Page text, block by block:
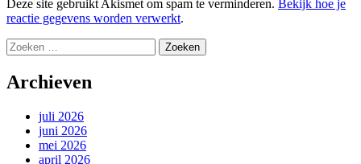
Deze site gebruikt Akismet om spam te verminderen. Bekijk hoe je
reactie gegevens worden verwerkt.
Zoeken
naar:
Archieven
juli 2026
juni 2026
mei 2026
april 2026